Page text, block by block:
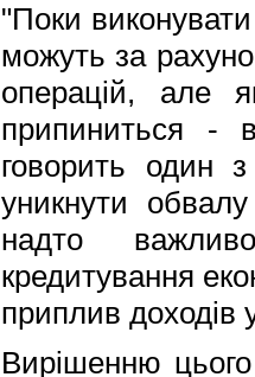
"Поки
можуть за
операцій, але
припиниться -
говорить один
уникнути
надто
кредитування
приплив доходів
Вирішенню